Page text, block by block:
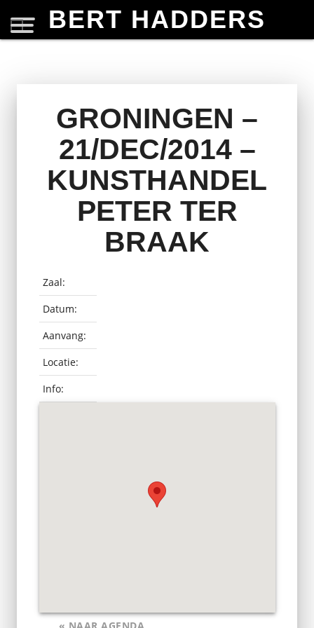
BERT HADDERS
GRONINGEN –
21/DEC/2014 –
KUNSTHANDEL
PETER TER
BRAAK
Zaal:
Datum:
Aanvang:
Locatie:
Info:
« NAAR AGENDA